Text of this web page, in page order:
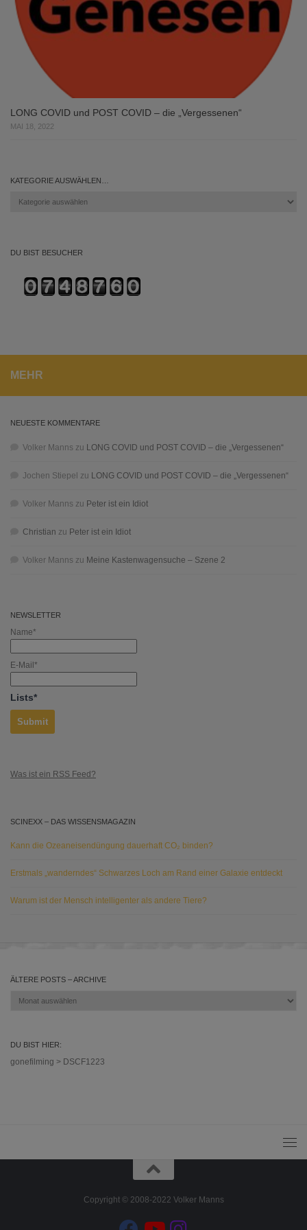
LONG COVID und POST COVID – die „Vergessenen“
MAI 18, 2022
KATEGORIE AUSWÄHLEN…
Kategorie
DU BIST BESUCHER
MEHR
NEUESTE KOMMENTARE
Volker Manns zu LONG COVID und POST COVID – die „Vergessenen“
Jochen Stiepel zu LONG COVID und POST COVID – die „Vergessenen“
Volker Manns zu Peter ist ein Idiot
Christian zu Peter ist ein Idiot
Volker Manns zu Meine Kastenwagensuche – Szene 2
NEWSLETTER
Name*
E-Mail*
Lists*
Was ist ein RSS Feed?
SCINEXX – DAS WISSENSMAGAZIN
Kann die Ozeaneisendüngung dauerhaft CO₂ binden?
Erstmals „wanderndes“ Schwarzes Loch am Rand einer Galaxie entdeckt
Warum ist der Mensch intelligenter als andere Tiere?
ÄLTERE POSTS – ARCHIVE
Ältere
DU BIST HIER:
gonefilming > DSCF1223
Copyright © 2008-2022 Volker Manns